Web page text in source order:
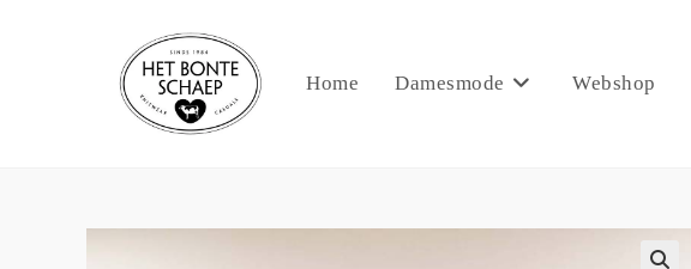
Home Damesmode Webshop